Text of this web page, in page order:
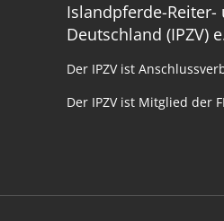
Islandpferde-
Deutschland (IPZV)
Der IPZV ist
Der IPZV ist Mitglied der